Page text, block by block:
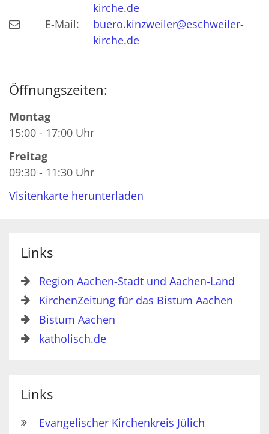
kirche.de
E-Mail:
buero.kinzweiler@eschweiler-
kirche.de
Öffnungszeiten:
Montag
15:00 - 17:00 Uhr
Freitag
09:30 - 11:30 Uhr
Visitenkarte herunterladen
Links
Region Aachen-Stadt und Aachen-Land
KirchenZeitung für das Bistum Aachen
Bistum Aachen
katholisch.de
Links
Evangelischer Kirchenkreis Jülich